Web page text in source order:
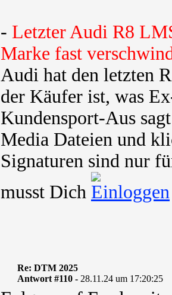
- Letzter Audi R8
Marke fast
Audi hat den letzten
der Käufer ist, was
Kundensport-Aus
Media Dateien und
Signaturen sind nur
musst Dich
Re: DTM 2025
Antwort #110 - 28.11.24 um 17:20:25